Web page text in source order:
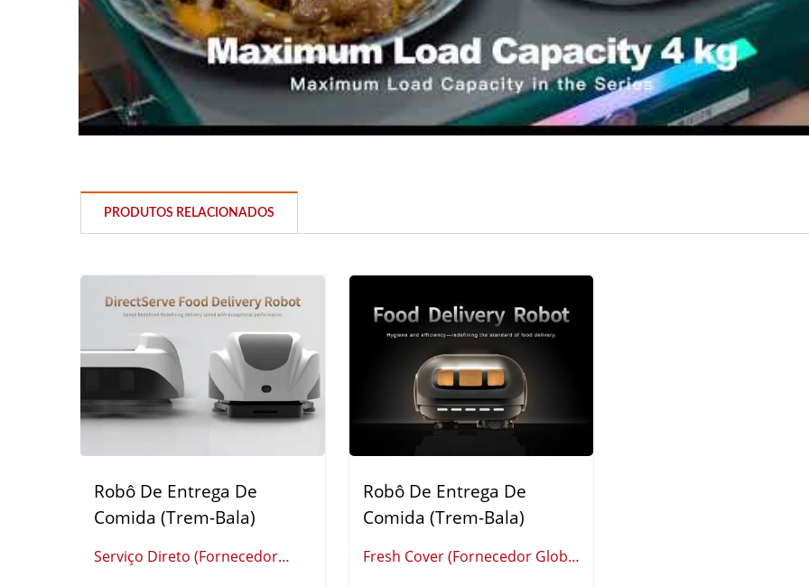
PRODUTOS RELACIONADOS
Robô De Entrega De
Comida (Trem-Bala)
Serviço Direto (Fornecedor
Robô De Entrega De
Comida (Trem-Bala)
Fresh Cover (Fornecedor Global
Robô De Entrega De Comida
(Trem-Bala)
Sistema De Entrega De
Comida Por Trem